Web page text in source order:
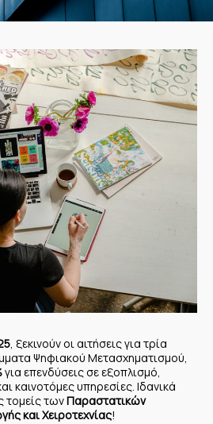
, ξεκινούν οι αιτήσεις για τρία
Ψηφιακού Μετασχηματισμού,
για επενδύσεις σε εξοπλισμό,
καινοτόμες υπηρεσίες. Ιδανικά
τομείς τωνΠαραστατικών
και Χειροτεχνίας!